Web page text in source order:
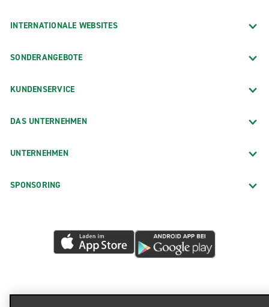
INTERNATIONALE WEBSITES
SONDERANGEBOTE
KUNDENSERVICE
DAS UNTERNEHMEN
UNTERNEHMEN
SPONSORING